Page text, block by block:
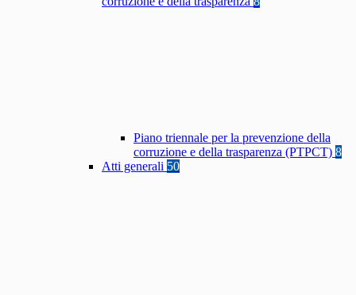
Piano triennale per la prevenzione della
corruzione e della trasparenza (PTPCT) 8
Atti generali 50